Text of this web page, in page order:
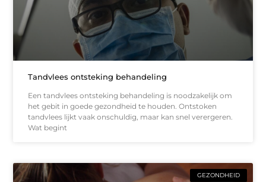
Tandvlees ontsteking behandeling
Een tandvlees ontsteking behandeling is noodzakelijk om
het gebit in goede gezondheid te houden. Ontstoken
tandvlees lijkt vaak onschuldig, maar kan snel verergeren.
Wat begint
GEZONDHEID